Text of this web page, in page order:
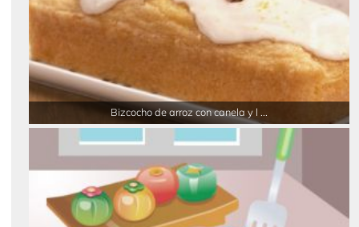
Bizcocho de arroz con canela y l ...